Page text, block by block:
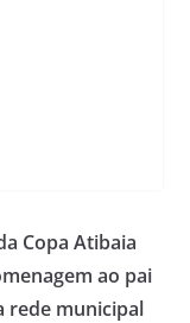
Copa Atibaia
ao pai
rede municipal